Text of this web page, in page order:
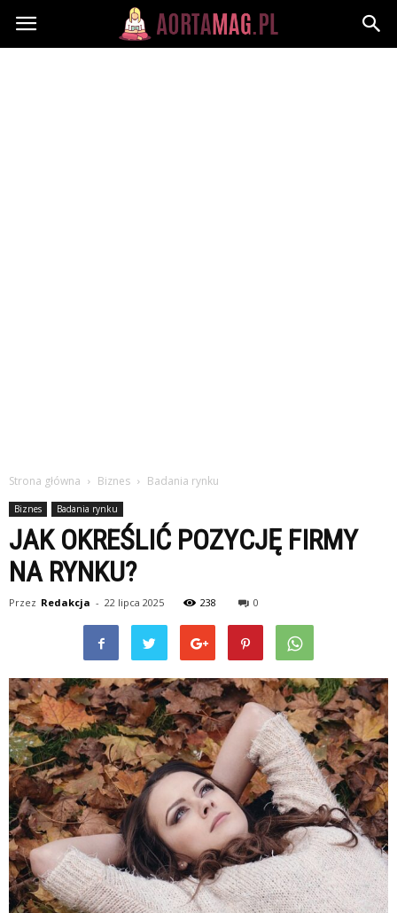
Aortamag.pl
Strona główna Biznes Badania rynku
Biznes Badania rynku
JAK OKREŚLIĆ POZYCJĘ FIRMY
NA RYNKU?
Przez Redakcja - 22 lipca 2025 238 0